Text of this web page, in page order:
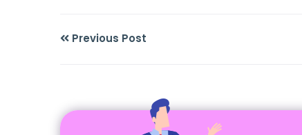
Previous Post